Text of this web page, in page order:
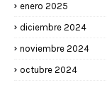
enero 2025
diciembre 2024
noviembre 2024
octubre 2024